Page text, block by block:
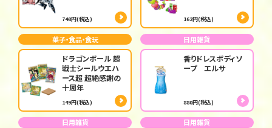
748円(税込) 162円(税込)
菓子・食品・食玩
ドラゴンボール 超
戦士シールウエハ
ース超 超絶感謝の
十周年
149円(税込)
日用雑貨
香りドレスボディソ
ープ エルサ
880円(税込)
日用雑貨 日用雑貨